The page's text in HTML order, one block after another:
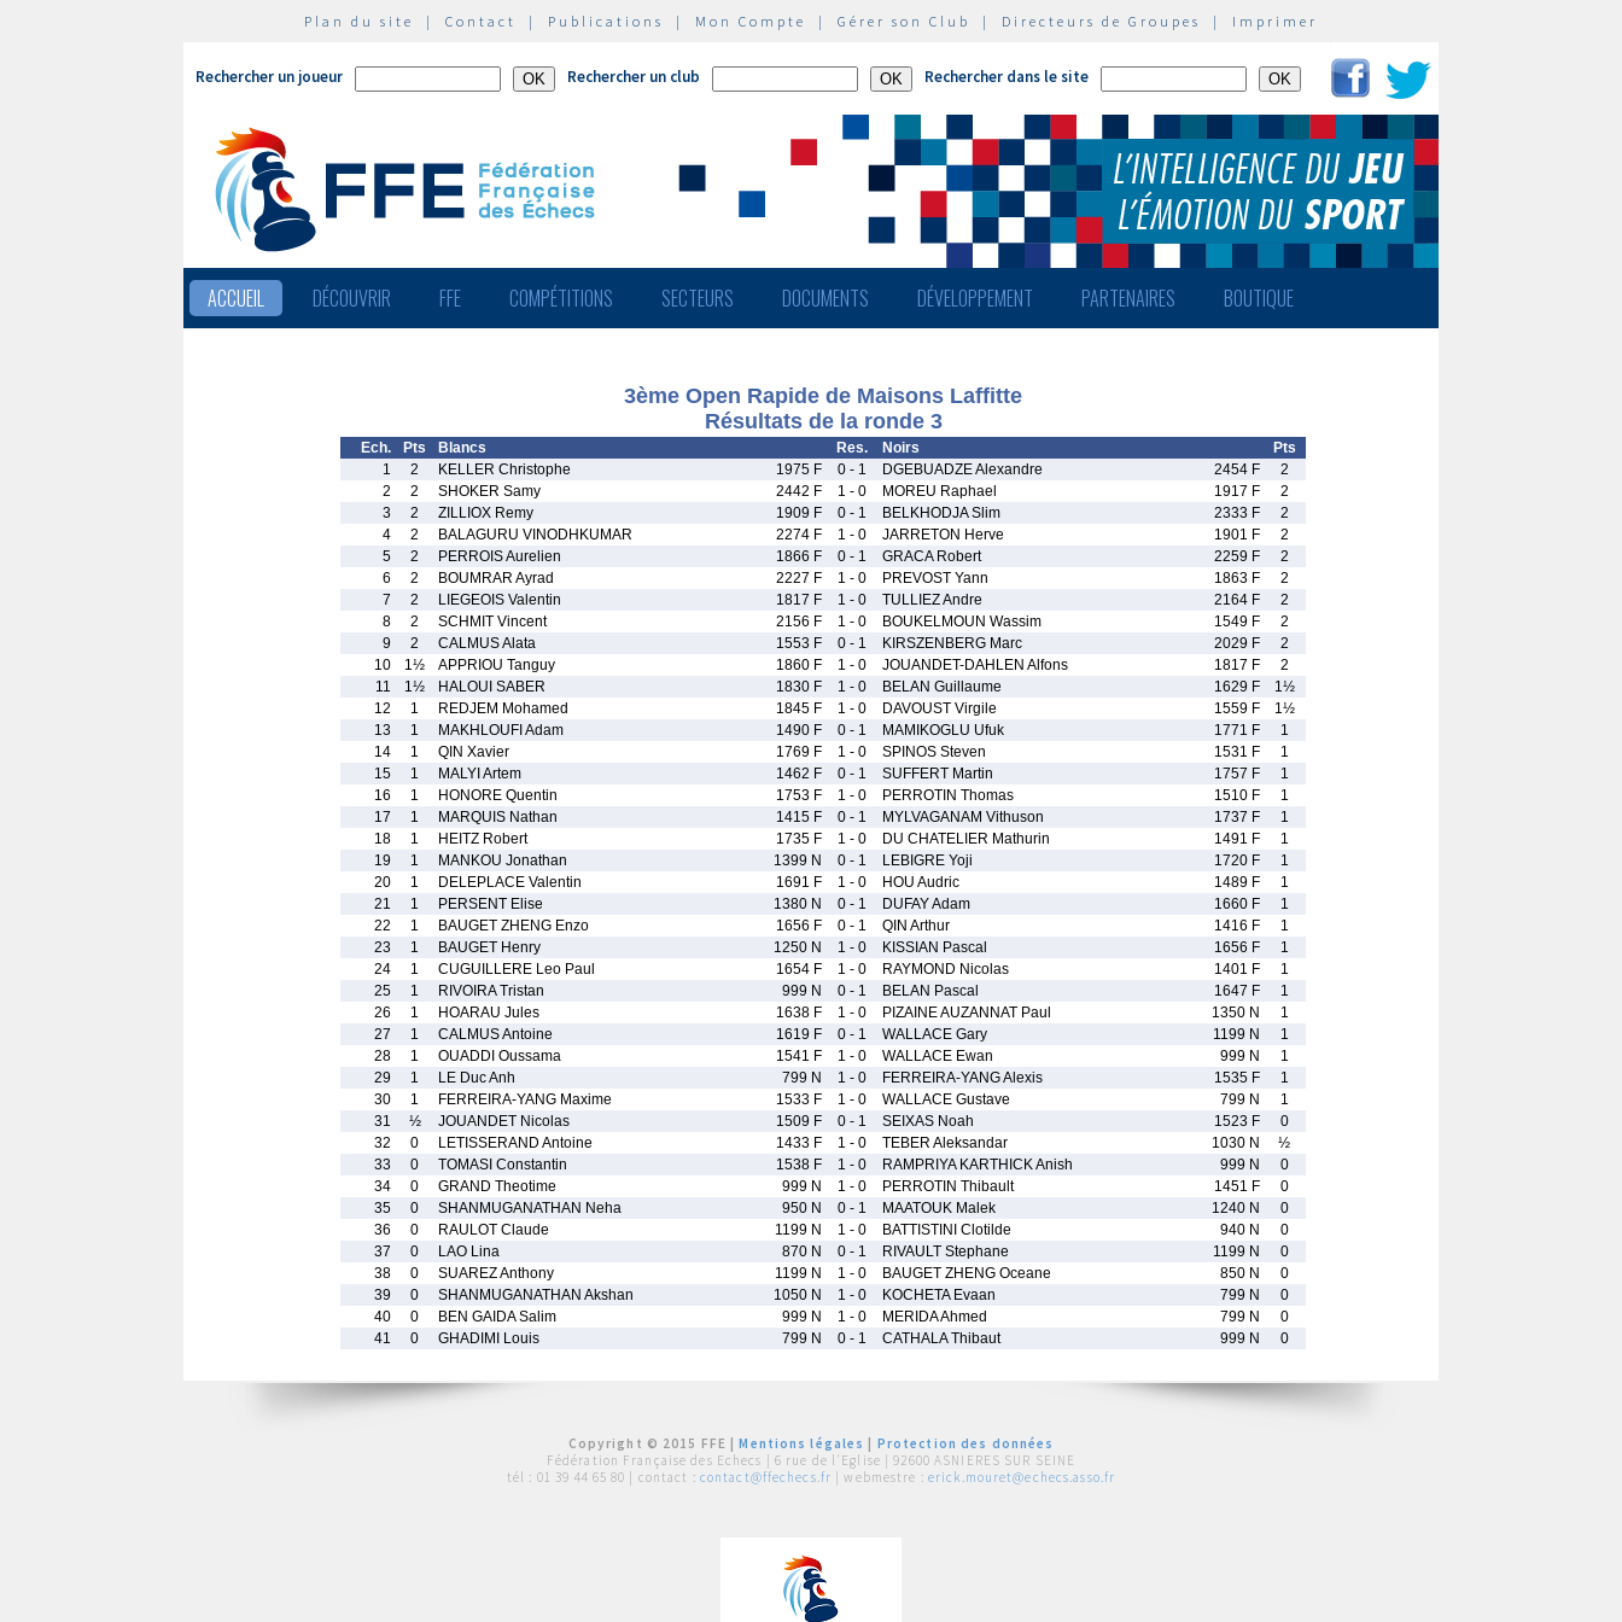
Plan du site | Contact | Publications | Mon Compte | Gérer son Club | Directeurs de Groupes | Imprimer
Rechercher un joueur Rechercher un club Rechercher dans le site
ACCUEIL DÉCOUVRIR FFE COMPÉTITIONS SECTEURS DOCUMENTS DÉVELOPPEMENT PARTENAIRES BOUTIQUE
3ème Open Rapide de Maisons Laffitte
Résultats de la ronde 3
Ech. Pts Blancs Res. Noirs
Pts
1
2 KELLER Christophe 1975 F 0 - 1 DGEBUADZE Alexandre 2454 F
2
2
2 SHOKER Samy 2442 F 1 - 0 MOREU Raphael 1917 F
2
3
2 ZILLIOX Remy 1909 F 0 - 1 BELKHODJA Slim 2333 F
2
4
2 BALAGURU VINODHKUMAR 2274 F 1 - 0 JARRETON Herve 1901 F
2
5
2 PERROIS Aurelien 1866 F 0 - 1 GRACA Robert 2259 F
2
6
2 BOUMRAR Ayrad 2227 F 1 - 0 PREVOST Yann 1863 F
2
7
2 LIEGEOIS Valentin 1817 F 1 - 0 TULLIEZ Andre 2164 F
2
8
2 SCHMIT Vincent 2156 F 1 - 0 BOUKELMOUN Wassim 1549 F
2
9
2 CALMUS Alata 1553 F 0 - 1 KIRSZENBERG Marc 2029 F
2
10
1½ APPRIOU Tanguy 1860 F 1 - 0 JOUANDET-DAHLEN Alfons 1817 F
2
11
1½ HALOUI SABER 1830 F 1 - 0 BELAN Guillaume 1629 F
1½
12
1 REDJEM Mohamed 1845 F 1 - 0 DAVOUST Virgile 1559 F
1½
13
1 MAKHLOUFI Adam 1490 F 0 - 1 MAMIKOGLU Ufuk 1771 F
1
14
1 QIN Xavier 1769 F 1 - 0 SPINOS Steven 1531 F
1
15
1 MALYI Artem 1462 F 0 - 1 SUFFERT Martin 1757 F
1
16
1 HONORE Quentin 1753 F 1 - 0 PERROTIN Thomas 1510 F
1
17
1 MARQUIS Nathan 1415 F 0 - 1 MYLVAGANAM Vithuson 1737 F
1
18
1 HEITZ Robert 1735 F 1 - 0 DU CHATELIER Mathurin 1491 F
1
19
1 MANKOU Jonathan 1399 N 0 - 1 LEBIGRE Yoji 1720 F
1
20
1 DELEPLACE Valentin 1691 F 1 - 0 HOU Audric 1489 F
1
21
1 PERSENT Elise 1380 N 0 - 1 DUFAY Adam 1660 F
1
22
1 BAUGET ZHENG Enzo 1656 F 0 - 1 QIN Arthur 1416 F
1
23
1 BAUGET Henry 1250 N 1 - 0 KISSIAN Pascal 1656 F
1
24
1 CUGUILLERE Leo Paul 1654 F 1 - 0 RAYMOND Nicolas 1401 F
1
25
1 RIVOIRA Tristan 999 N 0 - 1 BELAN Pascal 1647 F
1
26
1 HOARAU Jules 1638 F 1 - 0 PIZAINE AUZANNAT Paul 1350 N
1
27
1 CALMUS Antoine 1619 F 0 - 1 WALLACE Gary 1199 N
1
28
1 OUADDI Oussama 1541 F 1 - 0 WALLACE Ewan 999 N
1
29
1 LE Duc Anh 799 N 1 - 0 FERREIRA-YANG Alexis 1535 F
1
30
1 FERREIRA-YANG Maxime 1533 F 1 - 0 WALLACE Gustave 799 N
1
31
½ JOUANDET Nicolas 1509 F 0 - 1 SEIXAS Noah 1523 F
0
32
0 LETISSERAND Antoine 1433 F 1 - 0 TEBER Aleksandar 1030 N
½
33
0 TOMASI Constantin 1538 F 1 - 0 RAMPRIYA KARTHICK Anish 999 N
0
34
0 GRAND Theotime 999 N 1 - 0 PERROTIN Thibault 1451 F
0
35
0 SHANMUGANATHAN Neha 950 N 0 - 1 MAATOUK Malek 1240 N
0
36
0 RAULOT Claude 1199 N 1 - 0 BATTISTINI Clotilde 940 N
0
37
0 LAO Lina 870 N 0 - 1 RIVAULT Stephane 1199 N
0
38
0 SUAREZ Anthony 1199 N 1 - 0 BAUGET ZHENG Oceane 850 N
0
39
0 SHANMUGANATHAN Akshan 1050 N 1 - 0 KOCHETA Evaan 799 N
0
40
0 BEN GAIDA Salim 999 N 1 - 0 MERIDA Ahmed 799 N
0
41
0 GHADIMI Louis 799 N 0 - 1 CATHALA Thibaut 999 N 0
Copyright © 2015 FFE |Mentions légales
Protection des données
Fédération Française des Echecs | 6 rue de l'Eglise | 92600 ASNIERES SUR SEINE
tél : 01 39 44 65 80 | contact : contact@ffechecs.fr | webmestre : erick.mouret@echecs.asso.fr